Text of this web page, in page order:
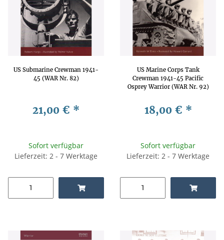
US Submarine Crewman 1941-
45 (WAR Nr. 82)
21,00 € *
Sofort verfügbar
Lieferzeit: 2 - 7 Werktage
US Marine Corps Tank
Crewman 1941-45 Pacific
Osprey Warrior (WAR Nr. 92)
18,00 € *
Sofort verfügbar
Lieferzeit: 2 - 7 Werktage